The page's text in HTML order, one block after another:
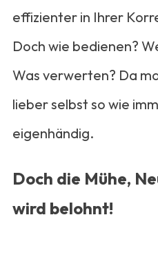
effizienter in Ihrer
Doch wie bedienen?
Was verwerten? Da
lieber selbst so wie
eigenhändig.
Doch die Mühe,
wird belohnt!